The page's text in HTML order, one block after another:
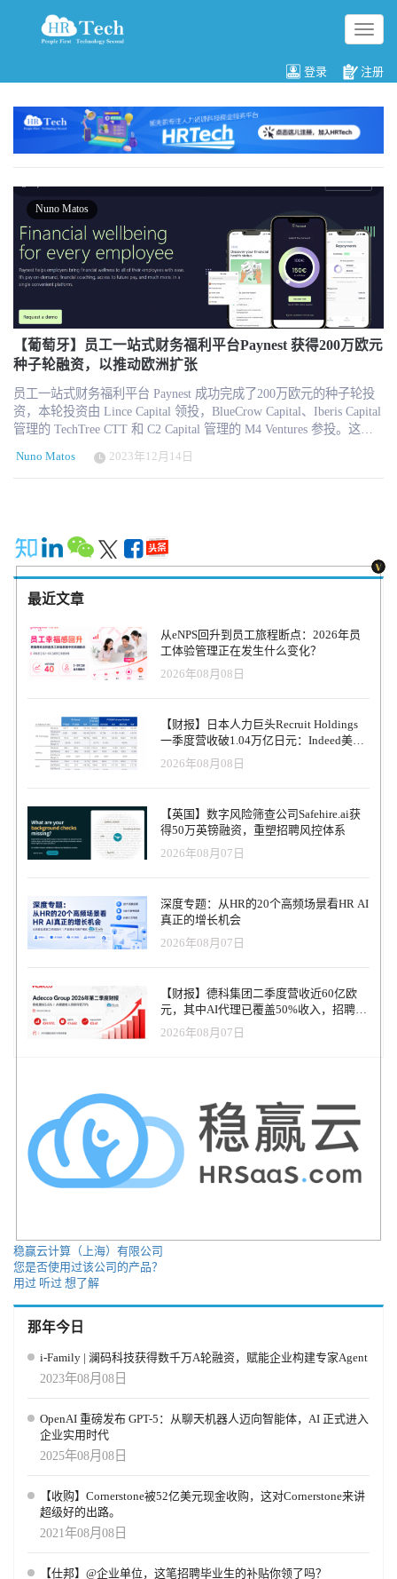
切
换
航
登录 注册
Nuno Matos
【葡萄牙】员工一站式财务福利平台Paynest 获得200万欧元
种子轮融资，以推动欧洲扩张
员工一站式财务福利平台 Paynest 成功完成了200万欧元的种子轮投
资，本轮投资由 Lince Capital 领投，BlueCrow Capital、Iberis Capital
管理的 TechTree CTT 和 C2 Capital 管理的 M4 Ventures 参投。这笔
投资将使团队能够推进产品开发工作，加强团队实力，并加快公司
在欧洲的扩张计划。 Paynest 于 2022 年 11 月由Nuno Pereira创立，
Alexis Suberville随后加入。该平台已受到各行各业众多雇主和数千
资环境中，Paynest 的使命也引起了投资者的强烈共鸣。我们很高兴
能得到他们的支持，通过这一轮融资，我们有能力实现我们的愿
景，即通过一个单一的、用户友好的平台来提高全欧洲员工的财务
健康水平。 Paynest 是一个金融平台，通过提供一整套提高员工财务
健康水平的福利，使公司能够脱颖而出。除金融产品外，Paynest 还
通过有关个人财务管理的个性化文章推广财务知识，并提供一个由
合格教练组成的团队，为员工提供保密的个性化支持。 Lince Capital
的合伙人 Tomás Lavin Peixe 评论说： "我们对 Paynest 及其潜力感到
兴奋。我们的战略是投资拥有卓越团队和颠覆性潜力的葡萄牙公
司，Paynest 成熟的产品和大胆的战略使其成为在欧洲市场取得成功
的理想选择。已经使用 Paynest 的数十家公司证明了这一点，我们希
望越来越多的欧洲公司将该解决方案作为吸引和留住人才的一种方
式。 蓝鸦资本联合创始人兼基金经理António Mello Campello补充
说："蓝鸦资本很高兴宣布我们最近对Paynest的投资。作为致力于走
在技术创新前沿的投资者，此次投资与我们推进技术驱动型解决方
力的信心。 我们期待着一段合作之旅，利用我们的专业知识支持
Paynest 的发展，并为数字支付生态系统的发展做出贡献。 CTT 数
字、新渠道和创新总监Nuno Matos补充说："这次机会有力地表明了
贡献。我们非常清楚，改善人们与金钱以及与雇主之间的关系非常
重要。如今，企业提供能够真正促进员工福祉的福利比以往任何时
候都更加重要，这不仅是为了提高生产率，也是为了留住最优秀的
合伙人Luis Gutman说： "Paynest 因其卓越的产品开发潜力和高素质
的创始团队而脱颖而出。创始人与市场的契合是显而易见的，这促
使我们决定在时机成熟时积极支持其发展并进军巴西市场
Nuno Matos 2023年12月14日
最近文章
从eNPS回升到员工旅程断点：2026年员
工体验管理正在发生什么变化？
2026年08月08日
【财报】日本人力巨头Recruit Holdings
一季度营收破1.04万亿日元：Indeed美国
收入逆势增长30%，AI招聘推动利润率升
至47.4%
2026年08月08日
【英国】数字风险筛查公司Safehire.ai获
得50万英镑融资，重塑招聘风控体系
2026年08月07日
深度专题：从HR的20个高频场景看HR AI
真正的增长机会
2026年08月07日
【财报】德科集团二季度营收近60亿欧
元，其中AI代理已覆盖50%收入，招聘服
务进入运营重构阶段
2026年08月07日
稳赢云计算（上海）有限公司
您是否使用过该公司的产品？
用过 听过 想了解
那年今日
i-Family | 澜码科技获得数千万A轮融资，赋能企业构建专家Agent
2023年08月08日
OpenAI 重磅发布 GPT-5：从聊天机器人迈向智能体，AI 正式进入
企业实用时代
2025年08月08日
【收购】Cornerstone被52亿美元现金收购，这对Cornerstone来讲
超级好的出路。
2021年08月08日
【仕邦】@企业单位，这笔招聘毕业生的补贴你领了吗？